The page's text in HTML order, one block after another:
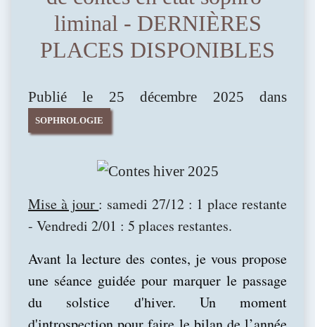
liminal - DERNIÈRES
PLACES DISPONIBLES
Publié le 25 décembre 2025 dans
SOPHROLOGIE
Mise à jour : samedi 27/12 : 1 place restante
- Vendredi 2/01 : 5 places restantes.
Avant la lecture des contes, je vous propose
une séance guidée pour marquer le passage
du solstice d'hiver. Un moment